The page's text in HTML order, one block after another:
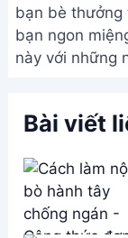
bạn bè thưởng
bạn ngon
này với những
Bài viết